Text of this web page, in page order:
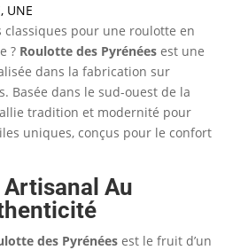
, UNE
classiques pour une roulotte en
? Roulotte des Pyrénées est une
dans la fabrication sur
Basée dans le sud-ouest de la
allie tradition et modernité pour
uniques, conçus pour le confort
Au
des Pyrénées est le fruit d’un